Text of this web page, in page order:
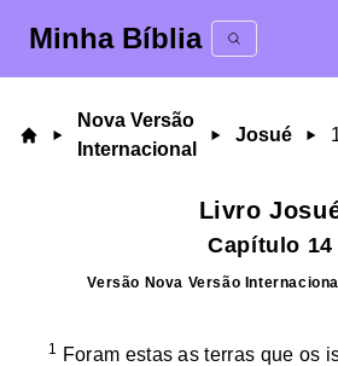
Minha Bíblia
Nova Versão
Internacional
Josué
Livro
Capítulo 14
Versão Nova Versão Internacional
1 Foram estas as terras que os